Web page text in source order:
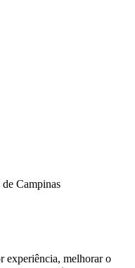
Campinas
experiência, melhorar o